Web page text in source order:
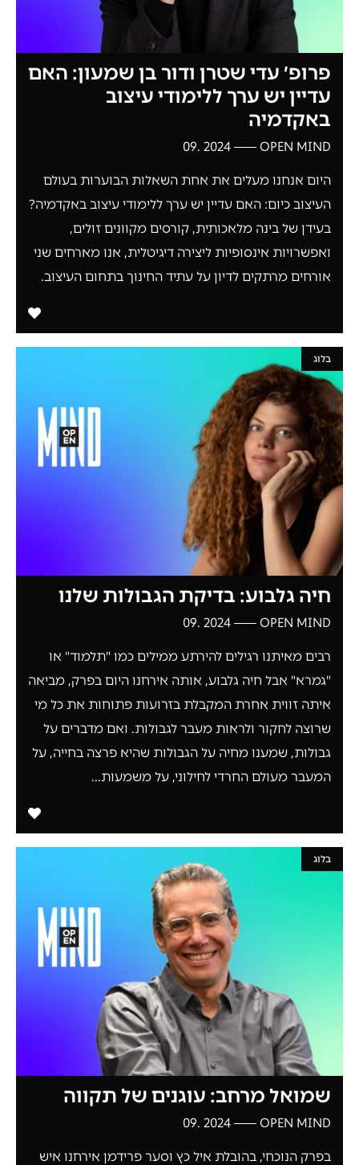
פרופ׳ עדי שטרן ודור בן שמעון: האם
עדיין יש ערך ללימודי עיצוב
באקדמיה
OPEN MIND
2024 .09
היום אנחנו מעלים את אחת השאלות הבוערות בעולם
העיצוב כיום: האם עדיין יש ערך ללימודי עיצוב באקדמיה?
בעידן של בינה מלאכותית, קורסים מקוונים זולים,
ואפשרויות אינסופיות ליצירה דיגיטלית, אנו מארחים שני
אורחים מרתקים לדיון על עתיד החינוך בתחום העיצוב.
בלוג
חיה גלבוע: בדיקת הגבולות שלנו
OPEN MIND
2024 .09
רבים מאיתנו רגילים להירתע ממילים כמו "תלמוד" או
"גמרא" אבל חיה גלבוע, אותה אירחנו היום בפרק, מביאה
איתה זווית אחרת המקבלת בזרועות פתוחות את כל מי
שרוצה לחקור ולראות מעבר לגבולות. ואם מדברים על
גבולות, שמענו מחיה על הגבולות שהיא פרצה בחייה, על
המעבר מעולם החרדי לחילוני, על משמעות...
בלוג
שמואל מרחב: עוגנים של תקווה
OPEN MIND
2024 .09
בפרק הנוכחי, בהובלת איל כץ וסער פרידמן אירחנו איש